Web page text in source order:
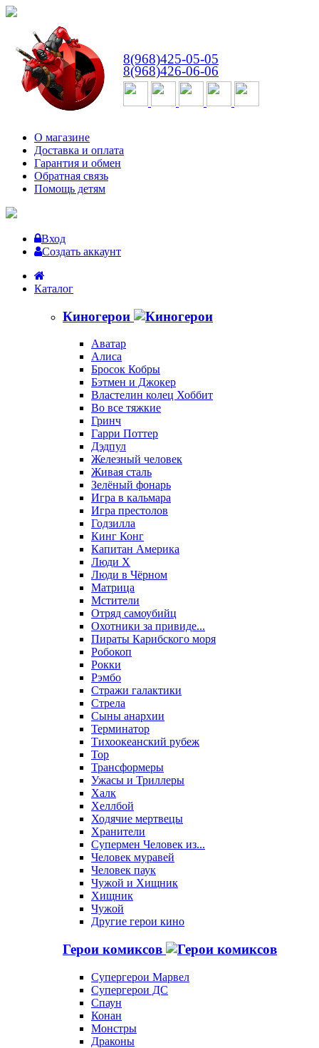
8(968)425-05-05
8(968)426-06-06
О магазине
Доставка и оплата
Гарантия и обмен
Обратная связь
Помощь детям
Вход
Создать аккаунт
Каталог
Киногерои
Аватар
Алиса
Бросок Кобры
Бэтмен и Джокер
Властелин колец Хоббит
Во все тяжкие
Гринч
Гарри Поттер
Дэдпул
Железный человек
Живая сталь
Зелёный фонарь
Игра в кальмара
Игра престолов
Годзилла
Кинг Конг
Капитан Америка
Люди X
Люди в Чёрном
Матрица
Мстители
Отряд самоубийц
Охотники за привиде...
Пираты Карибского моря
Робокоп
Рокки
Рэмбо
Стражи галактики
Стрела
Сыны анархии
Терминатор
Тихоокеанский рубеж
Тор
Трансформеры
Ужасы и Триллеры
Халк
Хеллбой
Ходячие мертвецы
Хранители
Супермен Человек из...
Человек муравей
Человек паук
Чужой и Хищник
Хищник
Чужой
Другие герои кино
Герои комиксов
Супергерои Марвел
Супергерои ДС
Спаун
Конан
Монстры
Драконы